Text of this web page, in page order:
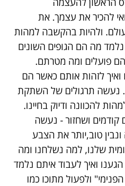
להכיר את עצמך. את
ולהיות בהקשבה למהות
מה הם הגופים השונים
הם פועלים ומה מטרתם.
ואיך לזהות אותם כאשר הם
נעשה תרגולים של השתקת
להכוונה ודיוק בחיינו.
קודמים ושחזור - נעשה
טוב,יותר את הצבע
שלנו, למה נשלחנו ומה
הגענו ואיך לעבוד איתם נלמד
ולפעול מתוכו כמו